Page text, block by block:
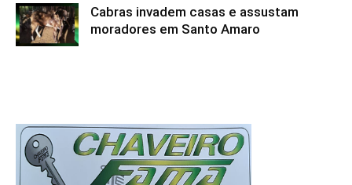
Cabras invadem casas e assustam
moradores em Santo Amaro